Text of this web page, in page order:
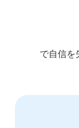
で自信を